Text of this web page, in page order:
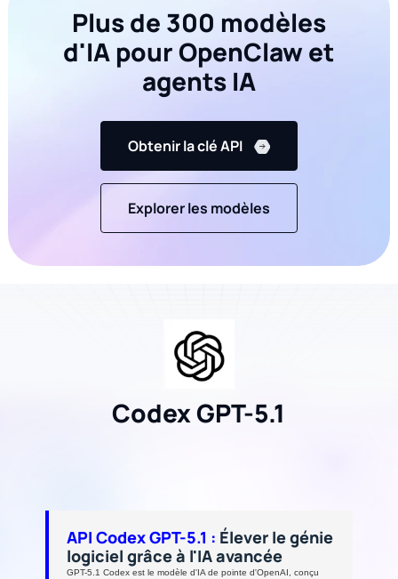
Plus de 300 modèles
d'IA pour OpenClaw et
agents IA
Obtenir la clé API
Explorer les modèles
Codex GPT-5.1
API Codex GPT-5.1 : Élever le génie
logiciel grâce à l'IA avancée
GPT-5.1 Codex est le modèle d'IA de pointe d'OpenAI, conçu